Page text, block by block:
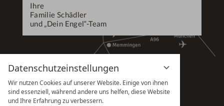
Datenschutzeinstellungen
Wir nutzen Cookies auf unserer Website. Einige von ihnen
sind essenziell, während andere uns helfen, diese Website
und Ihre Erfahrung zu verbessern.
Ihre
Familie Schädler
und „Dein Engel“-Team